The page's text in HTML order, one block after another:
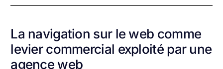
La navigation sur le web comme
levier commercial exploité par une
agence web